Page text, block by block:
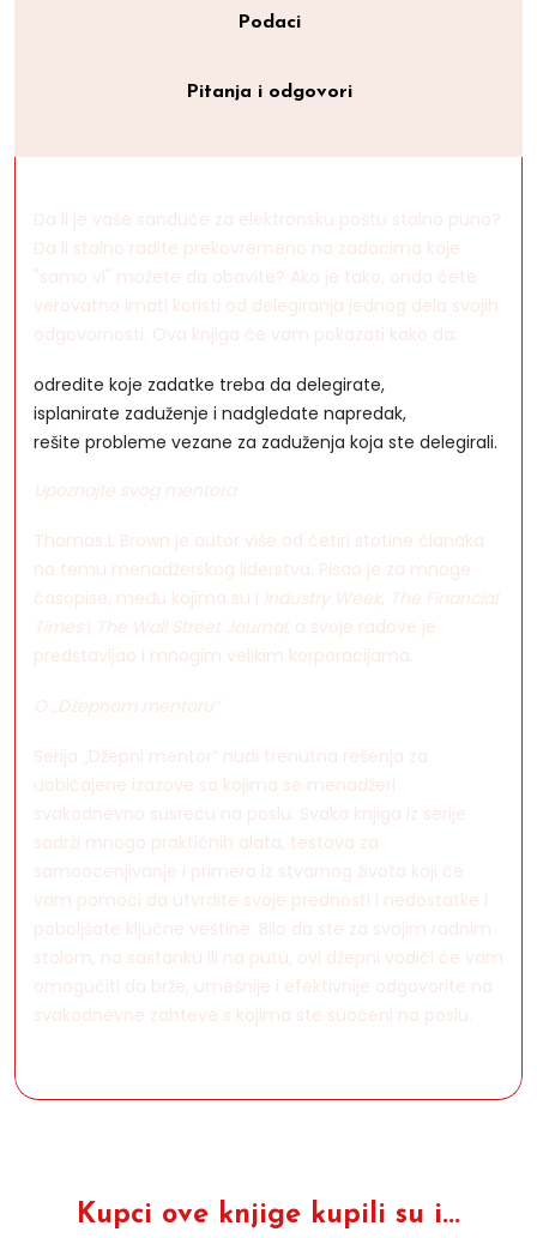
Podaci
Pitanja i odgovori
Da li je vaše sanduče za elektronsku poštu stalno puno?
Da li stalno radite prekovremeno na zadacima koje
"samo vi" možete da obavite? Ako je tako, onda ćete
verovatno imati koristi od delegiranja jednog dela svojih
odgovornosti. Ova knjiga će vam pokazati kako da:
odredite koje zadatke treba da delegirate,
isplanirate zaduženje i nadgledate napredak,
rešite probleme vezane za zaduženja koja ste delegirali.
Upoznajte svog mentora
Thomas L Brown je autor više od četiri stotine članaka
na temu menadžerskog liderstva. Pisao je za mnoge
časopise, među kojima su i Industry Week, The Financial
Times i The Wall Street Journal, a svoje radove je
predstavljao i mnogim velikim korporacijama.
O „Džepnom mentoru”
Serija „Džepni mentor” nudi trenutna rešenja za
uobičajene izazove sa kojima se menadžeri
svakodnevno susreću na poslu. Svaka knjiga iz serije
sadrži mnogo praktičnih alata, testova za
samoocenjivanje i primera iz stvarnog života koji će
vam pomoći da utvrdite svoje prednosti i nedostatke i
poboljšate ključne veštine. Bilo da ste za svojim radnim
stolom, na sastanku ili na putu, ovi džepni vodiči će vam
omogućiti da brže, umešnije i efektivnije odgovorite na
svakodnevne zahteve s kojima ste suočeni na poslu.
Kupci ove knjige kupili su i...